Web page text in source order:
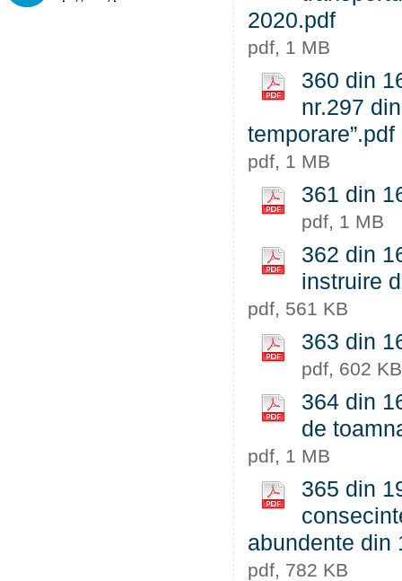
2020.pdf
pdf, 1 MB
360 din
nr.297
temporare”.pdf
pdf, 1 MB
361 din
pdf, 1 MB
362 din
instruire
pdf, 561 KB
363 din
pdf, 602 KB
364 din
de
pdf, 1 MB
365 din
abundente din
pdf, 782 KB